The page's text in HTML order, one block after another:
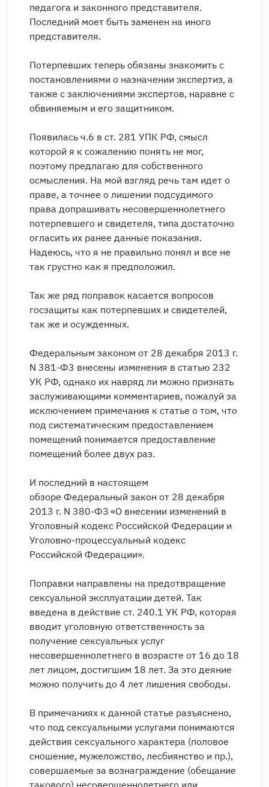
педагога и законного представителя.
Последний моет быть заменен на иного
представителя.
Потерпевших теперь обязаны знакомить с
постановлениями о назначении экспертиз, а
также с заключениями экспертов, наравне с
обвиняемым и его защитником.
Появилась ч.6 в ст. 281 УПК РФ, смысл
которой я к сожалению понять не мог,
поэтому предлагаю для собственного
осмысления. На мой взгляд речь там идет о
праве, а точнее о лишении подсудимого
права допрашивать несовершеннолетнего
потерпевшего и свидетеля, типа достаточно
огласить их ранее данные показания.
Надеюсь, что я не правильно понял и все не
так грустно как я предположил.
Так же ряд поправок касается вопросов
госзащиты как потерпевших и свидетелей,
так же и осужденных.
Федеральным законом от 28 декабря 2013 г.
N 381-Ф3 внесены изменения в статью 232
УК РФ, однако их навряд ли можно признать
заслуживающими комментариев, пожалуй за
исключением примечания к статье о том, что
под систематическим предоставлением
помещений понимается предоставление
помещений более двух раз.
И последний в настоящем
обзоре Федеральный закон от 28 декабря
2013 г. N 380-ФЗ «О внесении изменений в
Уголовный кодекс Российской Федерации и
Уголовно-процессуальный кодекс
Российской Федерации».
Поправки направлены на предотвращение
сексуальной эксплуатации детей. Так
введена в действие ст. 240.1 УК РФ, которая
вводит уголовную ответственность за
получение сексуальных услуг
несовершеннолетнего в возрасте от 16 до 18
лет лицом, достигшим 18 лет. За это деяние
можно получить до 4 лет лишения свободы.
В примечаниях к данной статье разъяснено,
что под сексуальными услугами понимаются
действия сексуального характера (половое
сношение, мужеложство, лесбиянство и пр.),
совершаемые за вознаграждение (обещание
такового) несовершеннолетнего или